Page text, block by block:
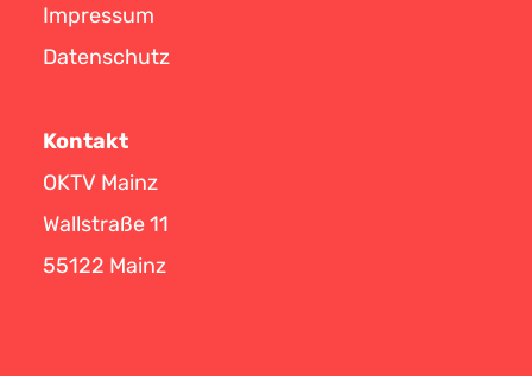
Impressum
Datenschutz
Kontakt
OKTV Mainz
Wallstraße 11
55122 Mainz